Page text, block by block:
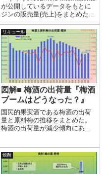
が公開しているデータをもとに
ジンの販売量(売上)をまとめた。
ジンのランキングはどうなって
いるのか、世界で最も販売量(売
上)が多いブランドは何なのか見
てみよう。
リキュール
図解■ 梅酒の出荷量『梅酒
ブームはどうなった？』
国民的果実酒である梅酒の出荷
量と原料梅の推移をまとめた。
梅酒の出荷量が減少傾向にある
梅酒の出荷量が減少傾向にある
原因は何なのだろうか。
焼酎